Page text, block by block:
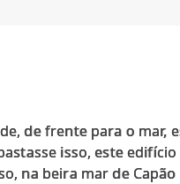
de frente para o mar,
isso, este
na beira mar de